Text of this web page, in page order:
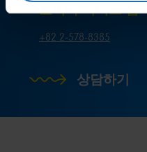
소비자 서비스 팀
+82 2-578-8385
상담하기